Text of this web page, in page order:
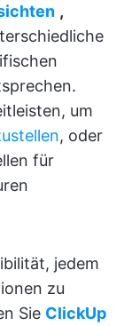
,
um
, oder
für
jedem
zu
Sie ClickUp